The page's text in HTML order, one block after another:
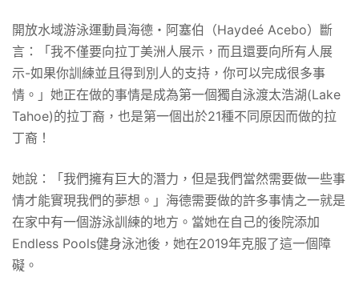
開放水域游泳運動員海德・阿塞伯（Haydeé Acebo）斷
言：「我不僅要向拉丁美洲人展示，而且還要向所有人展
示-如果你訓練並且得到別人的支持，你可以完成很多事
情。」她正在做的事情是成為第一個獨自泳渡太浩湖(Lake
Tahoe)的拉丁裔，也是第一個出於21種不同原因而做的拉
丁裔！
她說：「我們擁有巨大的潛力，但是我們當然需要做一些事
情才能實現我們的夢想。」海德需要做的許多事情之一就是
在家中有一個游泳訓練的地方。當她在自己的後院添加
Endless Pools健身泳池後，她在2019年克服了這一個障
礙。